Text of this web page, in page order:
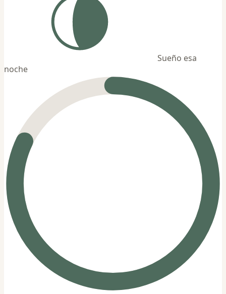
Sueño esa
noche